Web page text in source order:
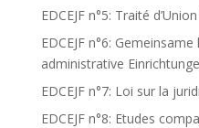
EDCEJF n°5: Traité
EDCEJF n°6:
administrative
EDCEJF n°7: Loi sur la
EDCEJF n°8: Etudes